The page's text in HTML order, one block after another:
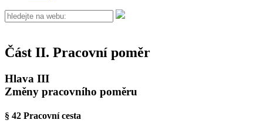
Část II. Pracovní poměr
Hlava III
Změny pracovního poměru
§ 42 Pracovní cesta